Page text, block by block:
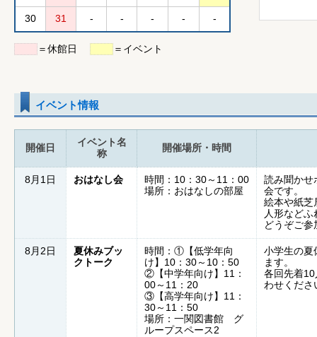
30 31 - - - - -
＝休館日 ＝イベント
イベント情報
開催日
イベント名
称
開催場所・時間
8月1日 おはなし会
時間：10：30～11：00
場所：おはなしの部屋
読み聞かせ
会です。
絵本や紙芝
人形など
どうぞご参
8月2日
夏休みブッ
クトーク
時間：①【低学年向
け】10：30～10：50
②【中学年向け】11：
00～11：20
③【高学年向け】11：
30～11：50
場所：一関図書館 グ
ループスペース2
小学生の夏
ます。
各回先着
わせくださ